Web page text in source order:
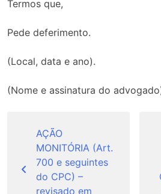
Termos que,
Pede deferimento.
(Local, data e ano).
(Nome e assinatura do
Post
AÇÃO
MONITÓRIA (Art.
700 e seguintes
do CPC) –
revisado em